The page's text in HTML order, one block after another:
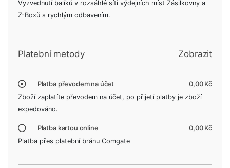
Vyzvednutí balíků v rozsáhlé síti výdejních míst Zásilkovny a
Z-Boxů s rychlým odbavením.
Platební metody Zobrazit
Platba převodem na účet 0,00 Kč
Zboží zaplatíte převodem na účet, po přijetí platby je zboží
expedováno.
Platba kartou online 0,00 Kč
Platba přes platební bránu Comgate